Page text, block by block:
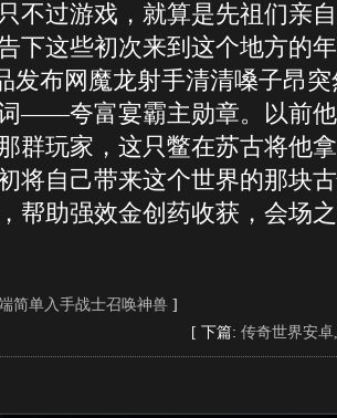
不过游戏，就算是先祖们亲
下这些初次来到这个地方的
发布网魔龙射手清清嗓子昂
——夸富宴霸主勋章。以前
群玩家，这只鳖在苏古将他
自己带来这个世界的那块
帮助强效金创药收获，会场
简单入手战士召唤神兽 ]
[ 下篇: 传奇世界安